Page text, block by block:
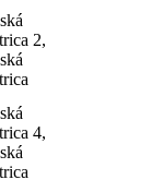
2,
4,